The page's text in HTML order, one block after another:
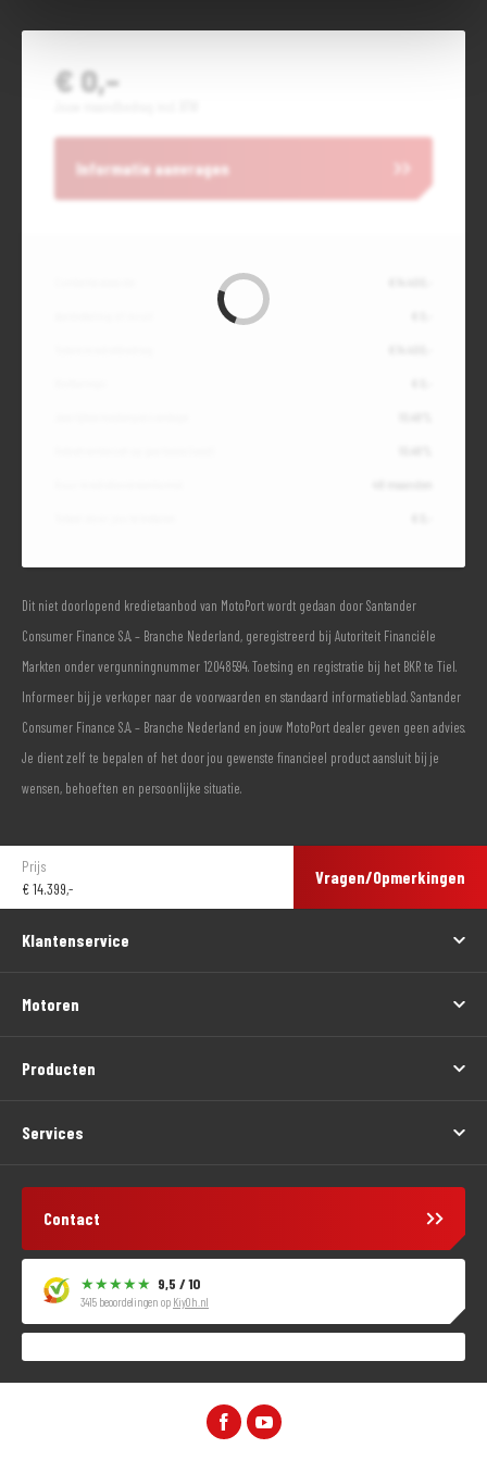
€ 0,-
Informatie aanvragen
Dit niet doorlopend kredietaanbod van MotoPort wordt gedaan door Santander
Consumer Finance S.A. – Branche Nederland, geregistreerd bij Autoriteit Financiële
Markten onder vergunningnummer 12048594. Toetsing en registratie bij het BKR te Tiel.
Informeer bij je verkoper naar de voorwaarden en standaard informatieblad. Santander
Consumer Finance S.A. – Branche Nederland en jouw MotoPort dealer geven geen advies.
Je dient zelf te bepalen of het door jou gewenste financieel product aansluit bij je
wensen, behoeften en persoonlijke situatie.
Prijs
€14.399,-
Vragen/Opmerkingen
Klantenservice
Motoren
Producten
Services
Contact
9,5 / 10
3415 beoordelingen op KiyOh.nl